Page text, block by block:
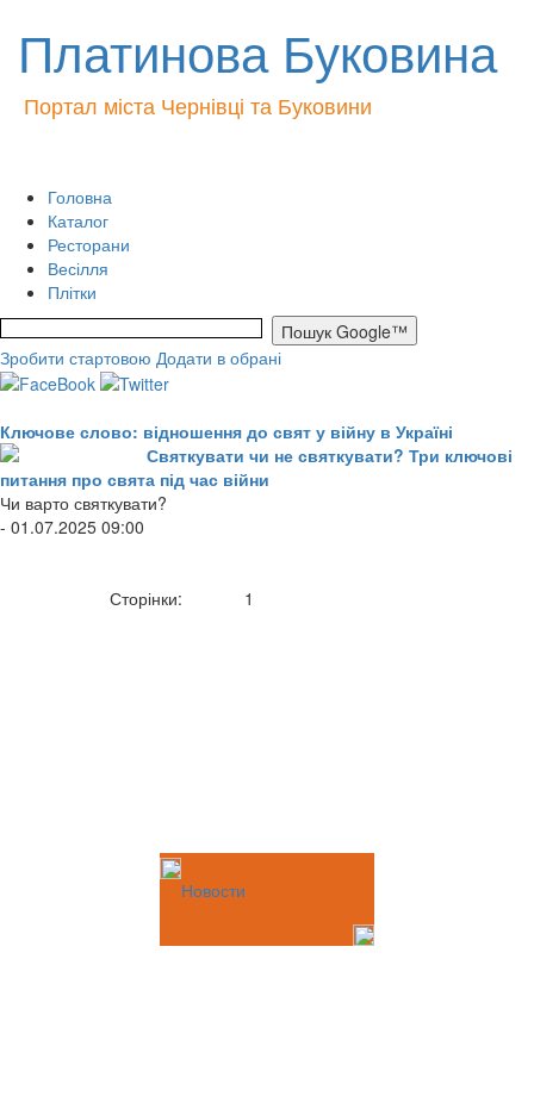
Платинова Буковина
Портал міста Чернівці та Буковини
Головна
Каталог
Ресторани
Весілля
Плітки
Зробити стартовою Додати в обрані
Ключове слово: відношення до свят у війну в Україні
Святкувати чи не святкувати? Три ключові
питання про свята під час війни
Чи варто святкувати?
- 01.07.2025 09:00
Сторінки: 1
Новости